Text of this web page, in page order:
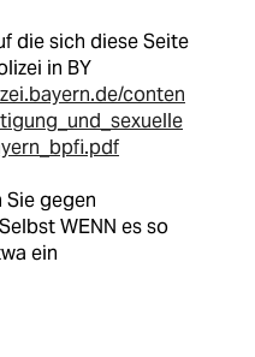
die sich diese Seite
in BY
conten
Sie gegen
WENN es so
ein